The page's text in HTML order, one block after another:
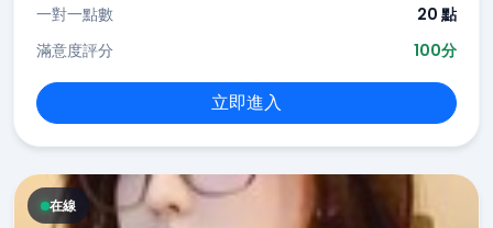
一對一點數
20 點
滿意度評分
100分
立即進入
在線